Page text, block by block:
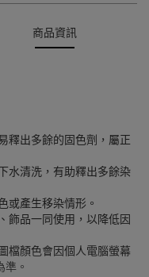
商品資訊
釋出多餘的固色劑，屬正
水清洗，有助釋出多餘染
或產生移染情形。
飾品一同使用，以降低因
檔顏色會因個人電腦螢幕
。